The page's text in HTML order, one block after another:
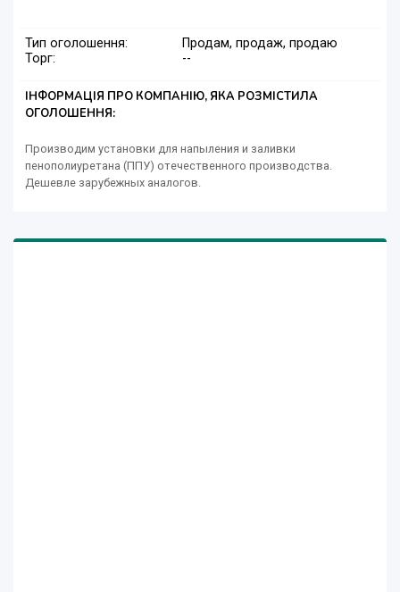
Тип оголошення:
Продам, продаж, продаю
Торг:
--
ІНФОРМАЦІЯ ПРО КОМПАНІЮ, ЯКА РОЗМІСТИЛА
ОГОЛОШЕННЯ:
Производим установки для напыления и заливки
пенополиуретана (ППУ) отечественного производства.
Дешевле зарубежных аналогов.